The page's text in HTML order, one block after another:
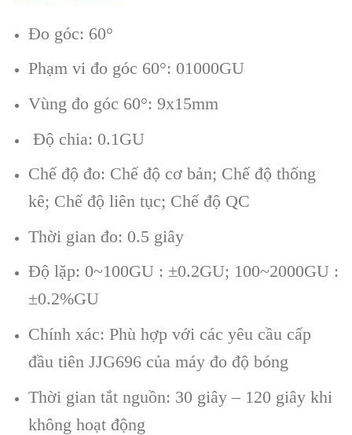
Đo góc: 60°
Phạm vi đo góc 60°: 01000GU
Vùng đo góc 60°: 9x15mm
Độ chia: 0.1GU
Chế độ đo: Chế độ cơ bản; Chế độ thống
kê; Chế độ liên tục; Chế độ QC
Thời gian đo: 0.5 giây
Độ lặp: 0~100GU : ±0.2GU; 100~2000GU :
±0.2%GU
Chính xác: Phù hợp với các yêu cầu cấp
đầu tiên JJG696 của máy đo độ bóng
Thời gian tắt nguồn: 30 giây – 120 giây khi
không hoạt động